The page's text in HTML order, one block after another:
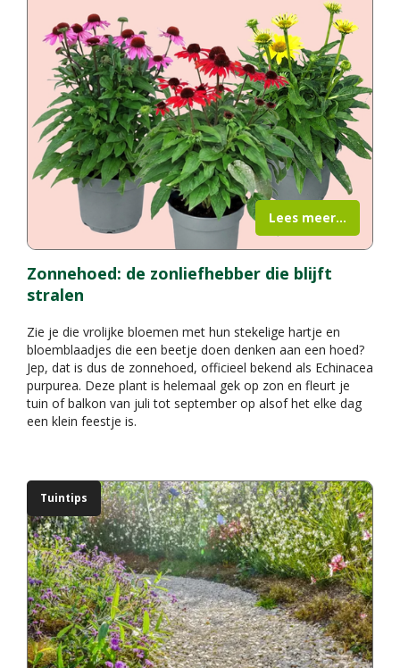
Zonnehoed: de zonliefhebber die blijft
stralen
Zie je die vrolijke bloemen met hun stekelige hartje en
bloemblaadjes die een beetje doen denken aan een hoed?
Jep, dat is dus de zonnehoed, officieel bekend als Echinacea
purpurea. Deze plant is helemaal gek op zon en fleurt je
tuin of balkon van juli tot september op alsof het elke dag
een klein feestje is.
Lees meer...
Tuintips